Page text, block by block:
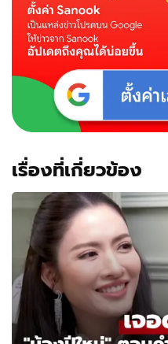
"แอฟ
ทักษ
คุณ
ของ
หลานๆ
เรื่องที่เกี่ยวข้อง